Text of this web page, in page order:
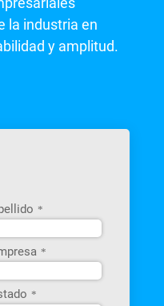
la industria en
y amplitud.
*
*
*